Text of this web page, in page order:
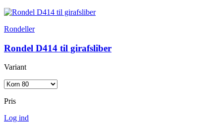
Rondeller
Rondel D414 til girafsliber
Variant
Pris
Log ind